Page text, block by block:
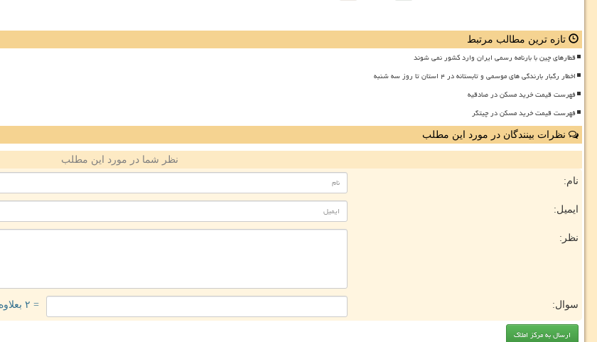
تازه ترین مطالب مرتبط
قطارهای چین با بارنامه رسمی ایران وارد کشور نمی شوند
اخطار رگبار بارندگی های موسمی و تابستانه در ۴ استان تا روز سه شنبه
فهرست قیمت خرید مسکن در صادقیه
فهرست قیمت خرید مسکن در چیتگر
نظرات بینندگان در مورد این مطلب
نظر شما در مورد این مطلب
نام:
ایمیل:
نظر:
سوال: = ۲ بعلاوه ۳